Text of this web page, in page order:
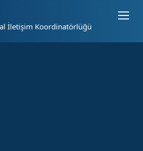
İletişim Koordinatörlüğü